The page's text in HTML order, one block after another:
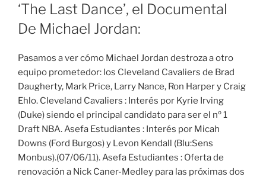
‘The Last Dance’, el Documental
De Michael Jordan:
Pasamos a ver cómo Michael Jordan destroza a otro
equipo prometedor: los Cleveland Cavaliers de Brad
Daugherty, Mark Price, Larry Nance, Ron Harper y Craig
Ehlo. Cleveland Cavaliers : Interés por Kyrie Irving
(Duke) siendo el principal candidato para ser el nº 1
Draft NBA. Asefa Estudiantes : Interés por Micah
Downs (Ford Burgos) y Levon Kendall (Blu:Sens
Monbus).(07/06/11). Asefa Estudiantes : Oferta de
renovación a Nick Caner-Medley para las próximas dos